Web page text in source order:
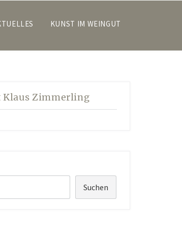
KUNST IM WEINGUT
Klaus Zimmerling
Suchen